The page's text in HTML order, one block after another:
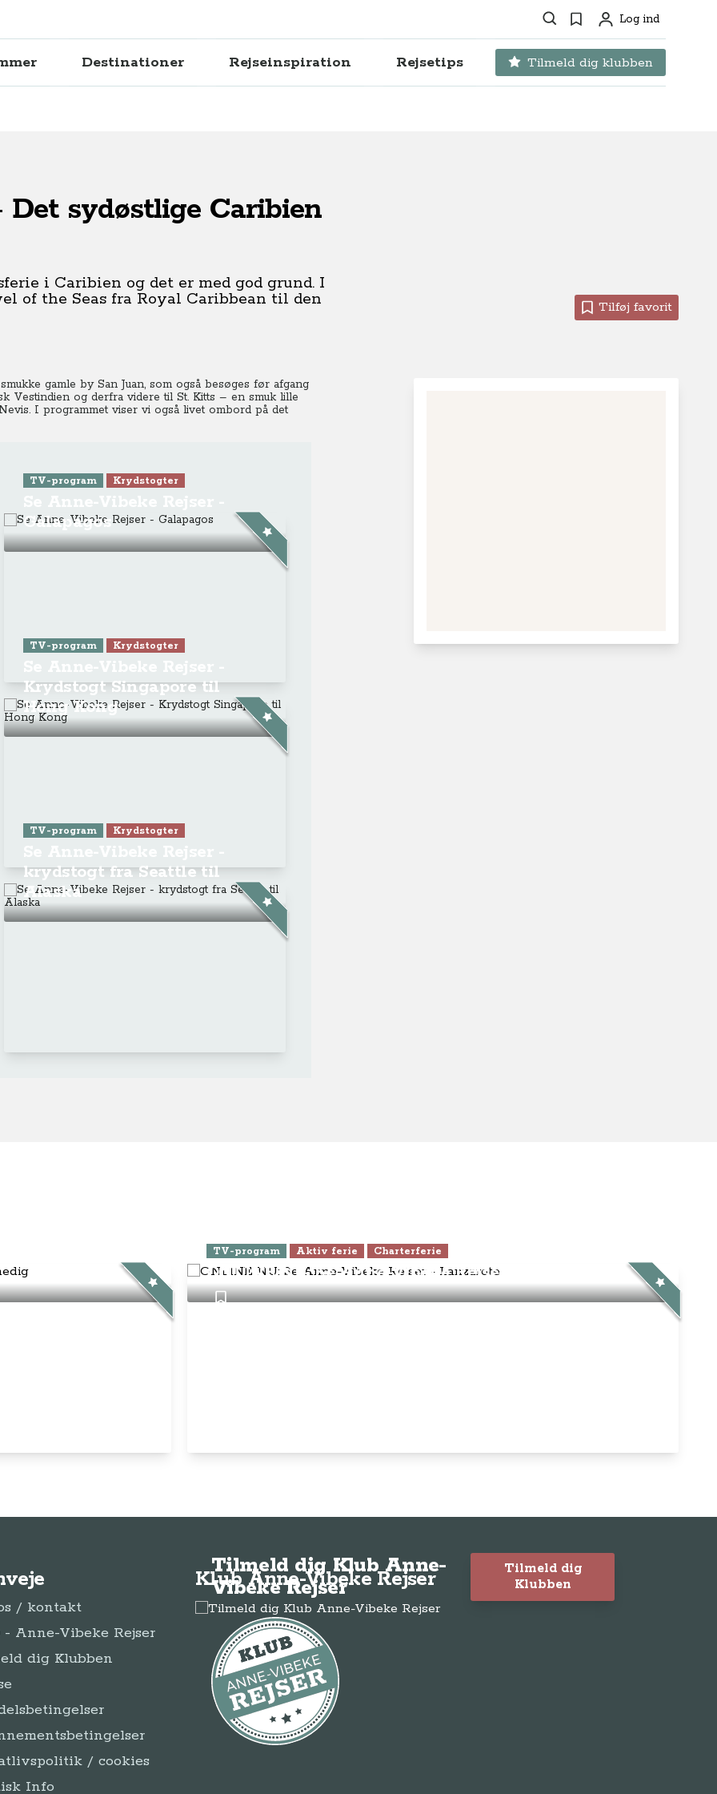
Søg Favoritter
ProfilLog ind
Destinationer Rejseinspiration Rejsetips Tilmeld dig klubben
Det sydøstlige Caribien
i Caribien og det er med god grund. I
of the Seas fra Royal Caribbean til den
Tilføj favorit
gamle by San Juan, som også besøges før afgang
Vestindien og derfra videre til St. Kitts – en smuk lille
I programmet viser vi også livet ombord på det
TV-program Krydstogter
Galapagos
TV-program Krydstogter
Krydstogt Singapore til
Hong Kong
TV-program Krydstogter
krydstogt fra Seattle til
Alaska
TV-program Aktiv ferie Charterferie
ONLINE NU: Se Anne-Vibeke Rejser - Lanzarote
/ kontakt
- Anne-Vibeke Rejser
dig Klubben
/ cookies
Info
Klub Anne-Vibeke Rejser
Tilmeld dig Klub Anne-
Vibeke Rejser
Tilmeld dig
Klubben